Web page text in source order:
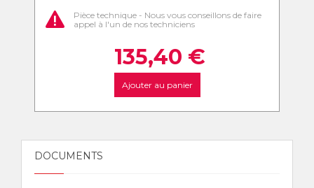
Pièce technique - Nous vous conseillons de faire
appel à l'un de nos techniciens
135,40 €
Ajouter au panier
DOCUMENTS